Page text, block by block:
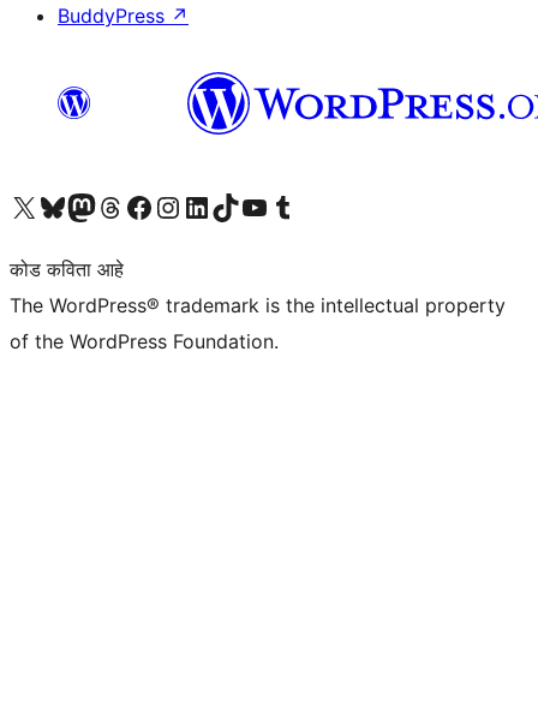
BuddyPress ↗
आमच्या X (एक्स) (पूर्वीचे ट्विटर) खात्याला भेट द्या आमच्या ब्लूस्की खात्याला भेट द्या.आमच्या Mastodon खात्याला भेट द्या.आमच्या थ्रेड्स खात्याला भेट द्या. आमच्या फेसबुक पेजला भेट द्या आमच्या इंस्टाग्राम खात्याला भेट द्या आमच्या लिंक्डइन खात्याला भेट द्या आमच्या टिकटॉक अकाउंटला भेट द्या.आमच्या यूट्यूब चॅनेलला भेट द्या आमच्या टंबलर खात्याला भेट द्या.
कोड कविता आहे
The WordPress® trademark is the intellectual property
of the WordPress Foundation.